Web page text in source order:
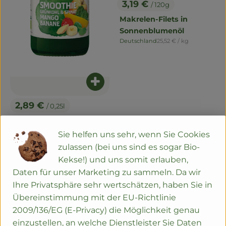
, Preis:
2,89 € / 0,25l
Spinat Mango Banane
, Herkunft:
Deutschland 11,56 €
Produkt zum Warenkorb
, Preis:
3,19 € / 120g
Makrelen-Filets in
Sonnenblumenöl
, Herkunft:
Deutschland, Referenzpreis:
25,52 € / kg
, Verband:
, Kontrollstelle:
DE-ÖKO-006
Produkt zu Favouriten hinzufügen , Kontrollstelle:
DE-ÖKO-006
Produkt zu Favouriten
Sie helfen uns sehr, wenn Sie Cookies
zulassen (bei uns sind es sogar Bio-
Kekse!) und uns somit erlauben,
Daten für unser Marketing zu sammeln. Da wir
Ihre Privatsphäre sehr wertschätzen, haben Sie in
Übereinstimmung mit der EU-Richtlinie
2009/136/EG (E-Privacy) die Möglichkeit genau
einzustellen, an welche Dienstleister Sie Daten